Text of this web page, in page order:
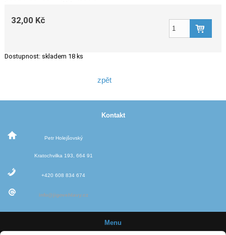
32,00 Kč
Dostupnost: skladem 18 ks
zpět
Kontakt
Petr Holejšovský
Kratochvilka 193, 664 91
+420 608 834 674
info@jigovehlavy.cz
Menu